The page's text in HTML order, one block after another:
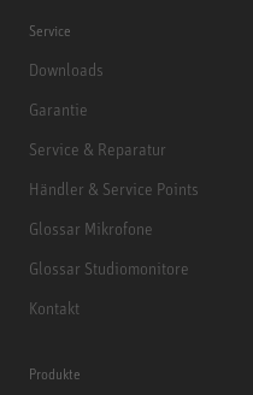
Service
Downloads
Garantie
Service & Reparatur
Händler & Service Points
Glossar Mikrofone
Glossar Studiomonitore
Kontakt
Produkte